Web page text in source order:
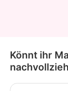
Könnt ihr